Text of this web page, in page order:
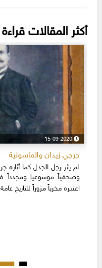
أكثر المقالات قراءة
15-09-2020
جرجي زيدان والماسونية
لم يثر رجل الجدل كما أثاره
وصحفياً موسوعيا ومجدداً
اعتبره مخرباً مزوراً للتاريخ